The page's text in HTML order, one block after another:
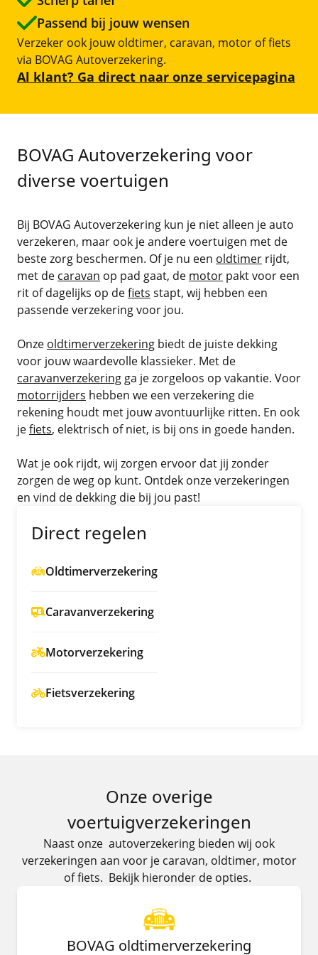
Fietsverzekering
Aanvullende verzekeringen
Passend bij jouw wensen
Verzeker ook jouw oldtimer, caravan, motor of fiets
via BOVAG Autoverzekering.
Al klant? Ga direct naar onze servicepagina
BOVAG Autoverzekering voor
diverse voertuigen
Bij BOVAG Autoverzekering kun je niet alleen je auto
verzekeren, maar ook je andere voertuigen met de
beste zorg beschermen. Of je nu een oldtimer rijdt,
met de caravan op pad gaat, de motor pakt voor een
rit of dagelijks op defiets stapt, wij hebben een
passende verzekering voor jou.
Onze oldtimerverzekering biedt de juiste dekking
voor jouw waardevolle klassieker. Met de
caravanverzekering ga je zorgeloos op vakantie. Voor
motorrijders hebben we een verzekering die
rekening houdt met jouw avontuurlijke ritten. En ook
jefiets, elektrisch of niet, is bij ons in goede handen.
Wat je ook rijdt, wij zorgen ervoor dat jij zonder
zorgen de weg op kunt. Ontdek onze verzekeringen
en vind de dekking die bij jou past!
Direct regelen
Oldtimerverzekering
Caravanverzekering
Motorverzekering
Fietsverzekering
Onze overige
voertuigverzekeringen
Naast onze autoverzekering bieden wij ook
verzekeringen aan voor je caravan, oldtimer, motor
of fiets. Bekijk hieronder de opties.
BOVAG oldtimerverzekering